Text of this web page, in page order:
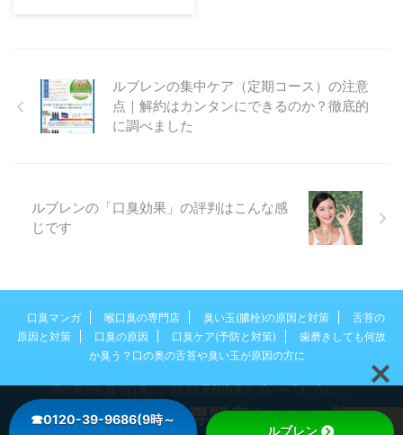
て、基本的にクーリングオフ制度
も適用されないのでなんか不安で
すよね。でも、ルブレンのこの制
度で安心です。 ルブレンの公式
にあるの？と思ってしまうのは私
だけでしょうか？もちろん返金に
も何 …
ルブレンの集中ケア（定期コース）の注意
点｜解約はカンタンにできるのか？徹底的
に調べました
ルブレンの「口臭効果」の評判はこんな感
じです
口臭マンガ 喉口臭の専門店 臭い玉(膿栓)の原因と対策
舌苔の
原因と対策
口臭の原因 口臭ケア(予防と対策)
歯磨きしても何故
か臭う？口の奥の舌苔や臭い玉が原因の方に
喉の奥から臭う口臭に。99.9%天然由来スプレー『ルブレン』
ルブレン喉口臭®専門店｜いいの製薬
☎0120-39-9686(9時～
ルブレン